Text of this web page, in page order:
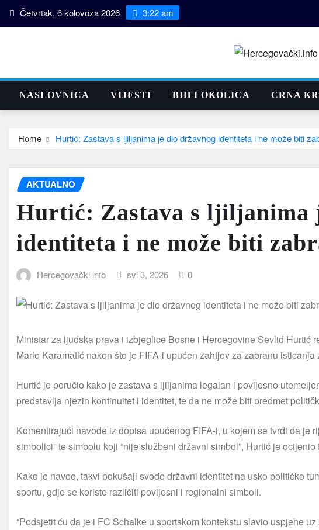
Skip Četvrtak, 6 kolovoza 2026 3:22 am
NASLOVNICA VIJESTI BIH I OKOLICA CRNA
Home Hurtić: Zastava s ljiljanima je dio državnog identiteta i ne može biti
AKTUALNO
Hurtić: Zastava s ljiljanima
identiteta i ne može biti
Hercegovački info svi 3, 2026 0
Ministar za ljudska prava i izbjeglice Bosne i Hercegovine Sevlid Hurtić
Mario Karamatić nakon što je FIFA-i upućen zahtjev za zabranu
Hurtić je poručio kako je zastava s ljiljanima legalan i povijesno
predstavlja njezin kontinuitet i identitet, te da ne može biti predmet
Komentirajući navode iz dopisa upućenog FIFA-i, u kojem se tvrdi da je
simbolici” te simbolu koji “nije službeni državni simbol”, Hurtić je
Kako je naveo, takvi pokušaji svode državni identitet na usko političko
sportu, gdje se koriste različiti povijesni i regionalni simboli.
“Podsjetit ću da je i FC Schalke u sportskom kontekstu slavio uspjehe